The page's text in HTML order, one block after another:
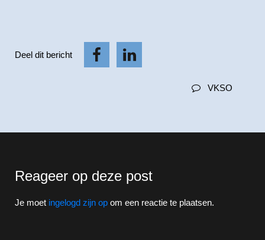
Deel dit bericht
VKSO
Reageer op deze post
Je moet ingelogd zijn op om een reactie te plaatsen.